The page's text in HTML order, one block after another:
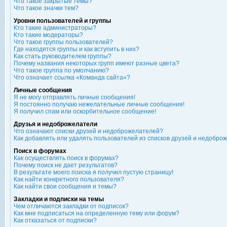
Что такое значки тем?
Уровни пользователей и группы
Кто такие администраторы?
Кто такие модераторы?
Что такое группы пользователей?
Где находятся группы и как вступить в них?
Как стать руководителем группы?
Почему названия некоторых групп имеют разные цвета?
Что такое группа по умолчанию?
Что означает ссылка «Команда сайта»?
Личные сообщения
Я не могу отправлять личные сообщения!
Я постоянно получаю нежелательные личные сообщения!
Я получил спам или оскорбительное сообщение!
Друзья и недоброжелатели
Что означают списки друзей и недоброжелателей?
Как добавлять или удалять пользователей из списков друзей и
Поиск в форумах
Как осуществлять поиск в форумах?
Почему поиск не дает результатов?
В результате моего поиска я получил пустую страницу!
Как найти конкретного пользователя?
Как найти свои сообщения и темы?
Закладки и подписки на темы
Чем отличаются закладки от подписок?
Как мне подписаться на определенную тему или форум?
Как отказаться от подписки?